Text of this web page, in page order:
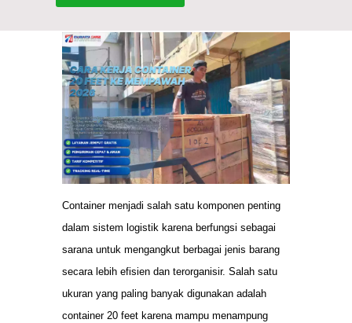
Container menjadi salah satu komponen penting
dalam sistem logistik karena berfungsi sebagai
sarana untuk mengangkut berbagai jenis barang
secara lebih efisien dan terorganisir. Salah satu
ukuran yang paling banyak digunakan adalah
container 20 feet karena mampu menampung